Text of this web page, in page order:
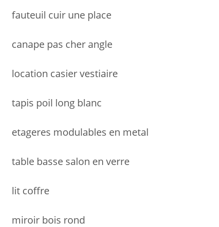
fauteuil cuir une place
canape pas cher angle
location casier vestiaire
tapis poil long blanc
etageres modulables en metal
table basse salon en verre
lit coffre
miroir bois rond